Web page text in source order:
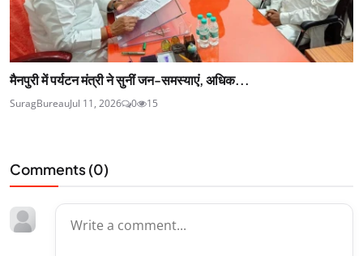
मैनपुरी में पर्यटन मंत्री ने सुनीं जन-समस्याएं, अधिक...
SuragBureauJul 11, 2026 0 15
Comments (0)